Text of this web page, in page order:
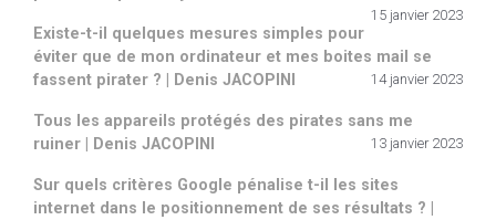
15 janvier 2023
Existe-t-il quelques mesures simples pour
éviter que de mon ordinateur et mes boites mail se
fassent pirater ? | Denis JACOPINI
14 janvier 2023
Tous les appareils protégés des pirates sans me
ruiner | Denis JACOPINI
13 janvier 2023
Sur quels critères Google pénalise t-il les sites
internet dans le positionnement de ses résultats ? |